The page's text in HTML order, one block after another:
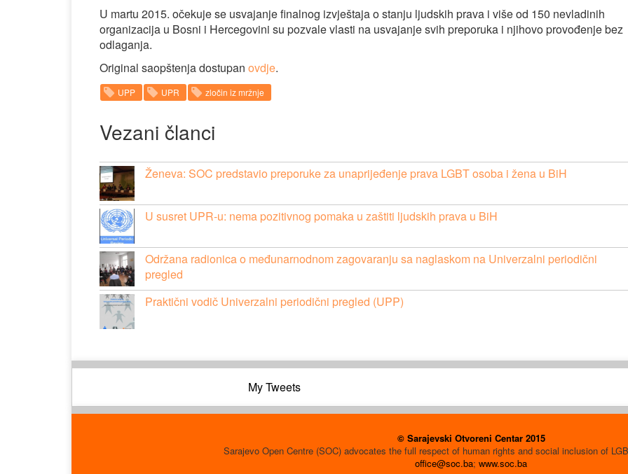
U martu 2015. očekuje se usvajanje finalnog izvještaja o stanju ljudskih prava i više od 150 nevladinih
organizacija u Bosni i Hercegovini su pozvale vlasti na usvajanje svih preporuka i njihovo provođenje bez
odlaganja.
Original saopštenja dostupan ovdje.
UPP UPR zločin iz mržnje
Vezani članci
Ženeva: SOC predstavio preporuke za unaprijeđenje prava LGBT osoba i žena u BiH
U susret UPR-u: nema pozitivnog pomaka u zaštiti ljudskih prava u BiH
Održana radionica o međunarnodnom zagovaranju sa naglaskom na Univerzalni periodični
pregled
Praktični vodič Univerzalni periodični pregled (UPP)
My Tweets
© Sarajevski Otvoreni Centar 2015
Sarajevo Open Centre (SOC) advocates the full respect of human rights and social inclusion of
office@soc.ba; www.soc.ba